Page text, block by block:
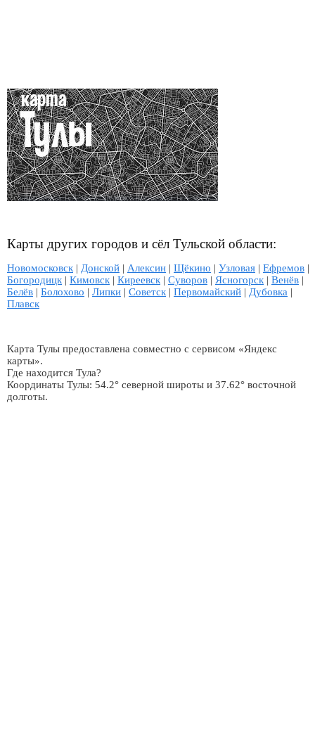
Карты других городов и сёл Тульской области:
Новомосковск| Донской | Алексин | Щёкино | Узловая | Ефремов |
Богородицк| Кимовск| Киреевск| Суворов | Ясногорск| Венёв |
Белёв | Болохово | Липки | Советск| Первомайский | Дубовка |
Плавск
Карта Тулы предоставлена совместно с сервисом «Яндекс
карты».
Где находится Тула?
Координаты Тулы: 54.2° северной широты и 37.62° восточной
долготы.